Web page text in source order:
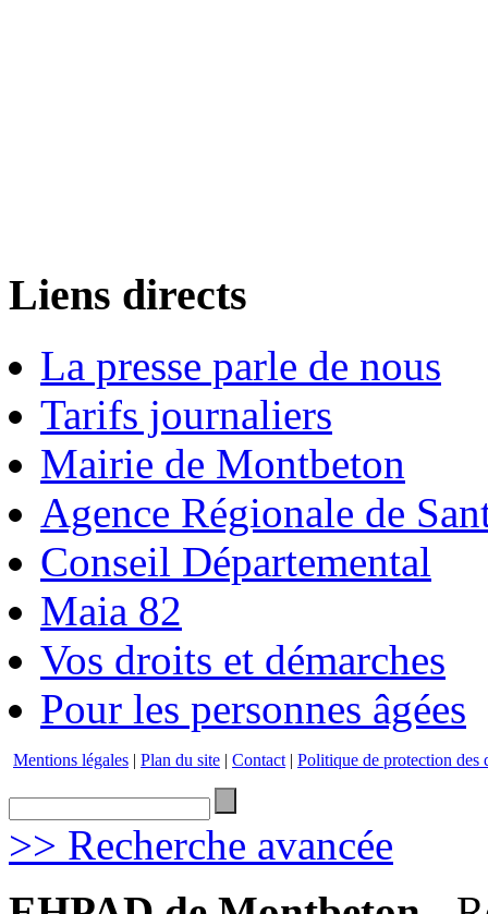
Liens directs
La presse parle de nous
Tarifs journaliers
Mairie de Montbeton
Agence Régionale de
Conseil Départemental
Maia 82
Vos droits et démarches
Pour les personnes âgées
Mentions légales | Plan du site | Contact | Politique de protection des
>> Recherche avancée